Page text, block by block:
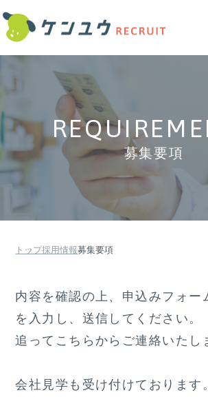
募集要項
トップ採用情報募集要項
内容を確認の上、申込みフォー
を入力し、送信してください。
追ってこちらからご連絡いたし
会社見学も受け付けております